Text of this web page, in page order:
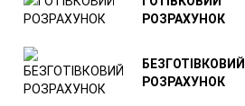
РОЗРАХУНОК
БЕЗГОТІВКОВИЙ
РОЗРАХУНОК